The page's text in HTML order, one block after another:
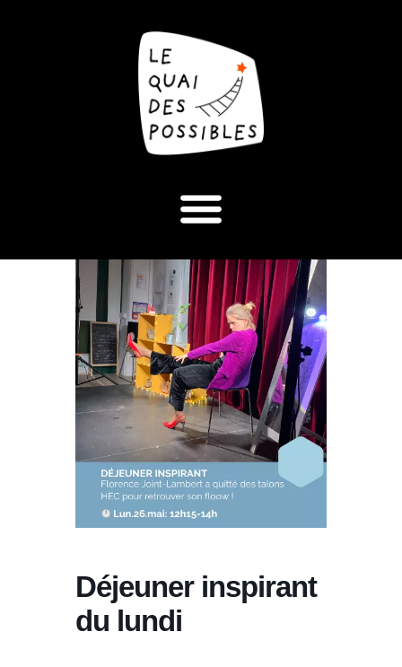
Déjeuner inspirant
du lundi